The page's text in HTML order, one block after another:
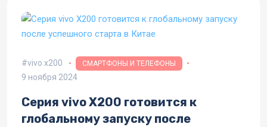
vivo x200 СМАРТФОНЫ И ТЕЛЕФОНЫ
9 ноября 2024
Серия vivo X200 готовится к
глобальному запуску после